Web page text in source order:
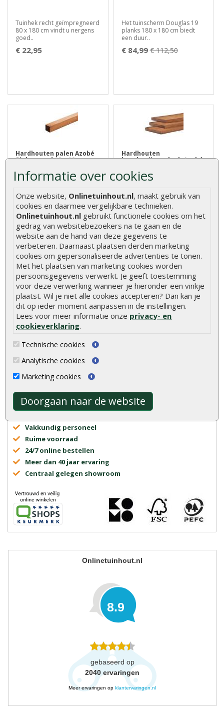
Informatie over cookies
Onze website, Onlinetuinhout.nl, maakt gebruik van
cookies en daarmee vergelijkbare technieken.
Onlinetuinhout.nl gebruikt functionele cookies om het
gedrag van websitebezoekers na te gaan en de
website aan de hand van deze gegevens te
verbeteren. Daarnaast plaatsen derden marketing
cookies om gepersonaliseerde advertenties te tonen.
Met het plaatsen van marketing cookies worden
persoonsgegevens verwerkt. Je geeft toestemming
voor deze verwerking wanneer je hieronder een vinkje
plaatst. Wil je niet alle cookies accepteren? Dan kan je
dit op ieder moment aanpassen in de instellingen.
Lees voor meer informatie onze privacy- en
cookieverklaring.
Technische cookies
Analytische cookies
Marketing cookies
Doorgaan naar de website
Tuinhek recht geïmpregneerd
80 x 180 cm vindt u nergens
goed..
€ 22,95
Het tuinscherm Douglas 19
planks 180 x 180 cm biedt
een duur..
€ 84,99 € 112,50
Hardhouten palen Azobé
fijnbezaagd 10 x 10 cm
Ontdek de kracht van
Hardhouten Palen Azobé
Fijnbezaagd 10 x..
€ 27,75
Hardhouten
beschoeiingsplank Azobé
Hardhouten
beschoeiingsplank Azobé 2 x
20 x 200 cm, ideaal v..
€ 14,00 € 21,55
Advies of vragen?
0320 - 258604
Scherpe prijzen
Snelle levering
Vakkundig personeel
Ruime voorraad
24/7 online bestellen
Meer dan 40 jaar ervaring
Centraal gelegen showroom
Onlinetuinhout.nl
8.9
gebaseerd op
2040 ervaringen
Meer ervaringen op klantervaringen.nl